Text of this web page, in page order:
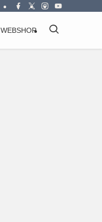
WEBSHOP